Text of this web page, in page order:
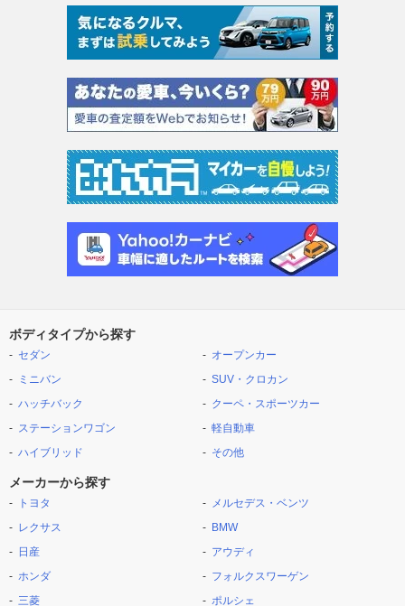
ボディタイプから探す
セダン
ミニバン
ハッチバック
ステーションワゴン
ハイブリッド
オープンカー
SUV・クロカン
クーペ・スポーツカー
軽自動車
その他
メーカーから探す
トヨタ
レクサス
日産
ホンダ
三菱
メルセデス・ベンツ
BMW
アウディ
フォルクスワーゲン
ポルシェ